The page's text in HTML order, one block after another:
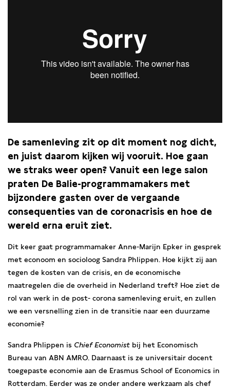
De samenleving zit op dit moment nog dicht,
en juist daarom kijken wij vooruit. Hoe gaan
we straks weer open? Vanuit een lege salon
praten De Balie-programmamakers met
bijzondere gasten over de vergaande
consequenties van de coronacrisis en hoe de
wereld erna eruit ziet.
Dit keer gaat programmamaker Anne-Marijn Epker in gesprek
met econoom en socioloog Sandra Phlippen. Hoe kijkt zij aan
tegen de kosten van de crisis, en de economische
maatregelen die de overheid in Nederland treft? Hoe ziet de
rol van werk in de post- corona samenleving eruit, en zullen
we een versnelling zien in de transitie naar een duurzame
economie?
Sandra Phlippen is Chief Economist bij het Economisch
Bureau van ABN AMRO. Daarnaast is ze universitair docent
toegepaste economie aan de Erasmus School of Economics in
Rotterdam. Eerder was ze onder andere werkzaam als chef